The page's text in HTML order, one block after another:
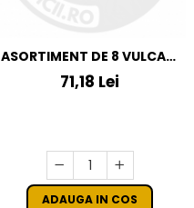
ASORTIMENT DE 8 VULCANI
DE ARTIFICII
71,18 Lei
ADAUGA IN COS